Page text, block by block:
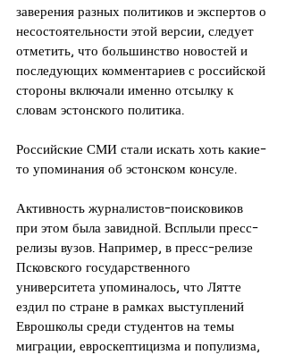
заверения разных политиков и экспертов о
несостоятельности этой версии, следует
отметить, что большинство новостей и
последующих комментариев с российской
стороны включали именно отсылку к
словам эстонского политика.
Российские СМИ стали искать хоть какие-
то упоминания об эстонском консуле.
Активность журналистов-поисковиков
при этом была завидной. Всплыли пресс-
релизы вузов. Например, в пресс-релизе
Псковского государственного
университета упоминалось, что Лятте
ездил по стране в рамках выступлений
Еврошколы среди студентов на темы
миграции, евроскептицизма и популизма,